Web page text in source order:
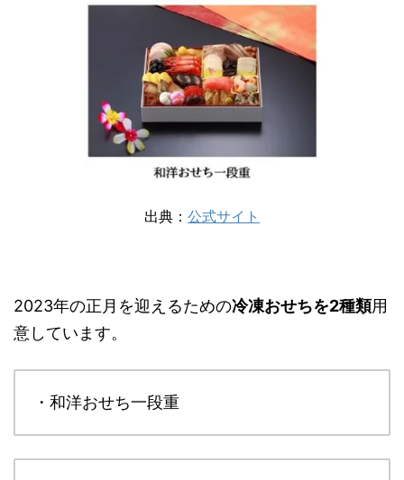
出典： 公式サイト
2023年の正月を迎えるための冷凍おせちを2種類用
意しています。
・和洋おせち一段重